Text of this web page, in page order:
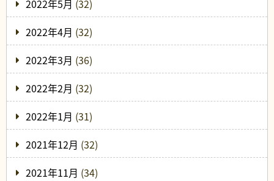
2022年5月 (32)
2022年4月 (32)
2022年3月 (36)
2022年2月 (32)
2022年1月 (31)
2021年12月 (32)
2021年11月 (34)